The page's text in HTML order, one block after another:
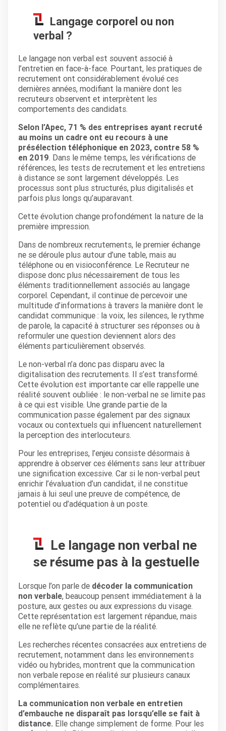
Langage corporel ou non
verbal ?
Le langage non verbal est souvent associé à
l’entretien en face-à-face. Pourtant, les pratiques de
recrutement ont considérablement évolué ces
dernières années, modifiant la manière dont les
recruteurs observent et interprètent les
comportements des candidats.
Selon l’Apec, 71 % des entreprises ayant recruté
au moins un cadre ont eu recours à une
présélection téléphonique en 2023, contre 58 %
en 2019. Dans le même temps, les vérifications de
références, les tests de recrutement et les entretiens
à distance se sont largement développés. Les
processus sont plus structurés, plus digitalisés et
parfois plus longs qu’auparavant.
Cette évolution change profondément la nature de la
première impression.
Dans de nombreux recrutements, le premier échange
ne se déroule plus autour d’une table, mais au
téléphone ou en visioconférence. Le Recruteur ne
dispose donc plus nécessairement de tous les
éléments traditionnellement associés au langage
corporel. Cependant, il continue de percevoir une
multitude d’informations à travers la manière dont le
candidat communique : la voix, les silences, le rythme
de parole, la capacité à structurer ses réponses ou à
reformuler une question deviennent alors des
éléments particulièrement observés.
Le non-verbal n’a donc pas disparu avec la
digitalisation des recrutements. Il s’est transformé.
Cette évolution est importante car elle rappelle une
réalité souvent oubliée : le non-verbal ne se limite pas
à ce qui est visible. Une grande partie de la
communication passe également par des signaux
vocaux ou contextuels qui influencent naturellement
la perception des interlocuteurs.
Pour les entreprises, l’enjeu consiste désormais à
apprendre à observer ces éléments sans leur attribuer
une signification excessive. Car si le non-verbal peut
enrichir l’évaluation d’un candidat, il ne constitue
jamais à lui seul une preuve de compétence, de
potentiel ou d’adéquation à un poste.
Le langage non verbal ne
se résume pas à la gestuelle
Lorsque l’on parle de décoder la communication
non verbale, beaucoup pensent immédiatement à la
posture, aux gestes ou aux expressions du visage.
Cette représentation est largement répandue, mais
elle ne reflète qu’une partie de la réalité.
Les recherches récentes consacrées aux entretiens de
recrutement, notamment dans les environnements
vidéo ou hybrides, montrent que la communication
non verbale repose en réalité sur plusieurs canaux
complémentaires.
La communication non verbale en entretien
d’embauche ne disparaît pas lorsqu’elle se fait à
distance. Elle change simplement de forme. Pour les